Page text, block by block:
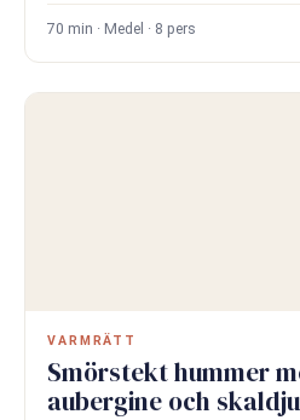
70 min · Medel · 8 pers
VARMRÄTT
Smörstekt hummer
aubergine och